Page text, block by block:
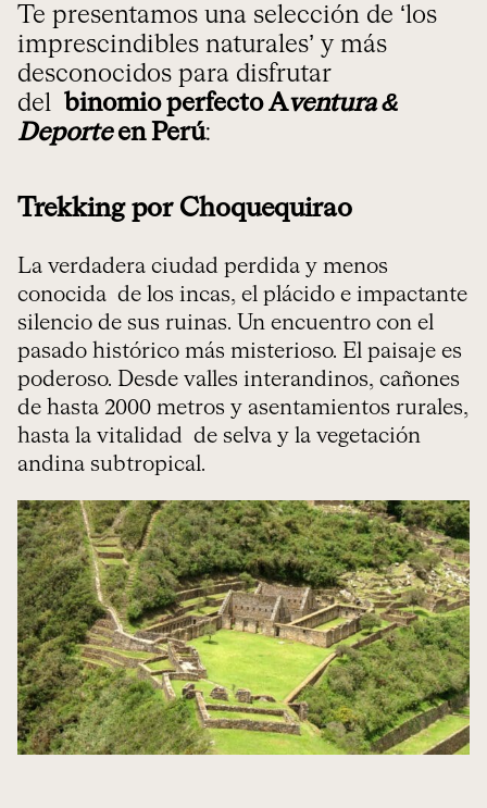
Te presentamos una selección de ‘los
imprescindibles naturales’ y más
desconocidos para disfrutar
del binomio perfecto Aventura &
Deporteen Perú:
Trekking por Choquequirao
La verdadera ciudad perdida y menos
conocida de los incas, el plácido e impactante
silencio de sus ruinas. Un encuentro con el
pasado histórico más misterioso. El paisaje es
poderoso. Desde valles interandinos, cañones
de hasta 2000 metros y asentamientos rurales,
hasta la vitalidad de selva y la vegetación
andina subtropical.